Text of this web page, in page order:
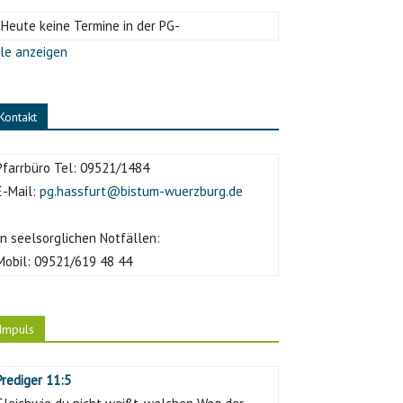
keine Termine in der PG-
anzeigen
Tel: 09521/1484
Mail: pg.hassfurt@bistum-wuerzburg.de
seelsorglichen Notfällen:
09521/619 48 44
11:5